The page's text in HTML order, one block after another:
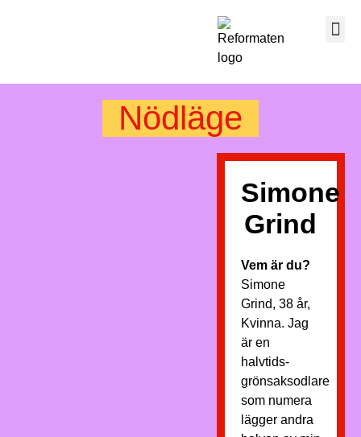
Nödläge
Simone
Grind
Vem är du?
Simone
Grind, 38 år,
Kvinna. Jag
är en
halvtids-
grönsaksodlare
som numera
lägger andra